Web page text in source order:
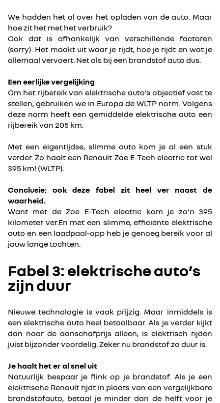
We hadden het al over het opladen van de auto. Maar
hoe zit het met het verbruik?
Ook dat is afhankelijk van verschillende factoren
(sorry). Het maakt uit waar je rijdt, hoe je rijdt en wat je
allemaal vervoert. Net als bij een brandstof auto dus.
Een eerlijke vergelijking
Om het rijbereik van elektrische auto’s objectief vast te
stellen, gebruiken we in Europa de WLTP norm. Volgens
deze norm heeft een gemiddelde elektrische auto een
rijbereik van 205 km.
Met een eigentijdse, slimme auto kom je al een stuk
verder. Zo haalt een Renault Zoe E-Tech electric tot wel
395 km! (WLTP).
Conclusie: ook deze fabel zit heel ver naast de
waarheid.
Want met de Zoe E-Tech electric kom je zo’n 395
kilometer ver.En met een slimme, efficiënte elektrische
auto en een laadpaal-app heb je genoeg bereik voor al
jouw lange tochten.
Fabel 3: elektrische auto’s
zijn duur
Nieuwe technologie is vaak prijzig. Maar inmiddels is
een elektrische auto heel betaalbaar. Als je verder kijkt
dan naar de aanschafprijs alleen, is elektrisch rijden
juist bijzonder voordelig. Zeker nu brandstof zo duur is.
Je haalt het er al snel uit
Natuurlijk bespaar je flink op je brandstof. Als je een
elektrische Renault rijdt in plaats van een vergelijkbare
brandstofauto, betaal je minder dan de helft voor je